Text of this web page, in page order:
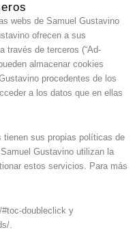
webs de Samuel Gustavino
ofrecen a sus
través de terceros (“Ad-
almacenar cookies
procedentes de los
a los datos que en ellas
tienen sus propias políticas de
Gustavino utilizan la
estos servicios. Para más
doubleclick y
.